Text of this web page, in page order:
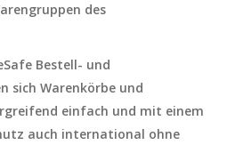
des
Bestell- und
sich Warenkörbe und
einfach und mit einem
auch international ohne